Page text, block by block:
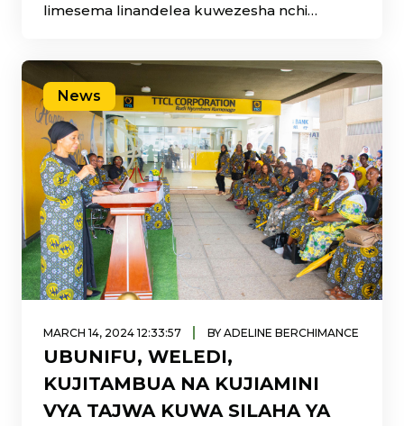
limesema linandelea kuwezesha nchi
News
MARCH 14, 2024 12:33:57 BY ADELINE BERCHIMANCE
UBUNIFU, WELEDI,
KUJITAMBUA NA KUJIAMINI
VYA TAJWA KUWA SILAHA YA